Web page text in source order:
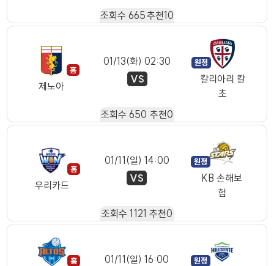
조회수665추천10
제노아
01/13(화) 02:30
VS
칼리아리 칼
초
조회수650 추천0
우리카드
01/11(일) 14:00
VS
KB 손해보
험
조회수 1121 추천0
01/11(일) 16:00